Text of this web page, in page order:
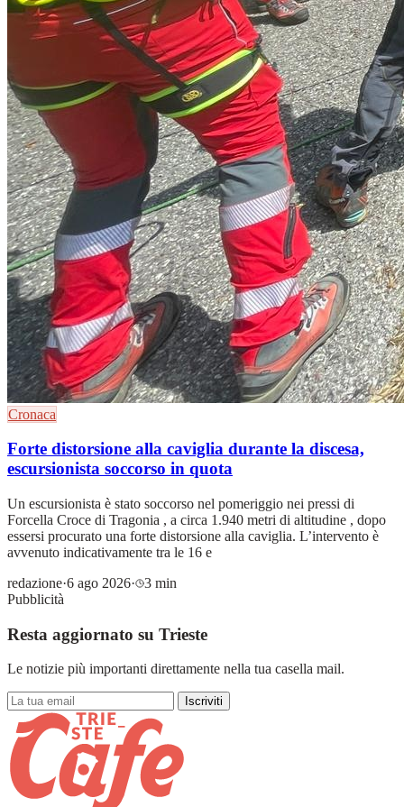
Cronaca
Forte distorsione alla caviglia durante la discesa,
escursionista soccorso in quota
Un escursionista è stato soccorso nel pomeriggio nei pressi di
Forcella Croce di Tragonia , a circa 1.940 metri di altitudine , dopo
essersi procurato una forte distorsione alla caviglia. L’intervento è
avvenuto indicativamente tra le 16 e
redazione·6 ago 2026·
3 min
Pubblicità
Resta aggiornato su Trieste
Le notizie più importanti direttamente nella tua casella mail.
Iscriviti